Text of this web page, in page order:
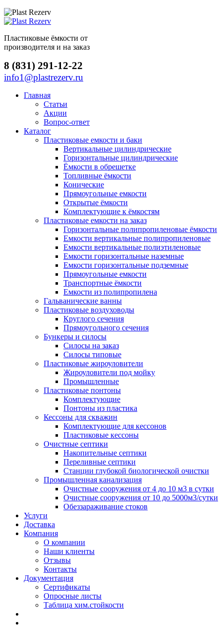
Пластиковые ёмкости от
производителя и на заказ
8 (831) 291-12-22
info1@plastrezerv.ru
Главная
Статьи
Акции
Вопрос-ответ
Каталог
Пластиковые емкости и баки
Вертикальные цилиндрические
Горизонтальные цилиндрические
Ёмкости в обрешетке
Топливные ёмкости
Конические
Прямоугольные емкости
Открытые ёмкости
Комплектующие к ёмкостям
Пластиковые емкости на заказ
Горизонтальные полипропиленовые ёмкости
Емкости вертикальные полипропиленовые
Емкости вертикальные полиэтиленовые
Емкости горизонтальные наземные
Емкости горизонтальные подземные
Прямоугольные емкости
Транспортные ёмкости
Емкости из полипропилена
Гальванические ванны
Пластиковые воздуховоды
Круглого сечения
Прямоугольного сечения
Бункеры и силосы
Силосы на заказ
Силосы типовые
Пластиковые жироуловители
Жироуловители под мойку
Промышленные
Пластиковые понтоны
Комплектующие
Понтоны из пластика
Кессоны для скважин
Комплектующие для кессонов
Пластиковые кессоны
Очистные септики
Накопительные септики
Переливные септики
Станции глубокой биологической очистки
Промышленная канализация
Очистные сооружения от 4 до 10 м3 в сутки
Очистные сооружения от 10 до 5000м3/сутки
Обеззараживание стоков
Услуги
Доставка
Компания
О компании
Наши клиенты
Отзывы
Контакты
Документация
Сертификаты
Опросные листы
Таблица хим.стойкости